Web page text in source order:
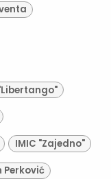
IMIC "Zajedno"
Perković